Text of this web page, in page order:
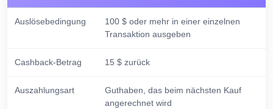
Auslösebedingung
100 $ oder mehr in einer einzelnen
Transaktion ausgeben
Cashback-Betrag 15 $ zurück
Auszahlungsart
Guthaben, das beim nächsten Kauf
angerechnet wird